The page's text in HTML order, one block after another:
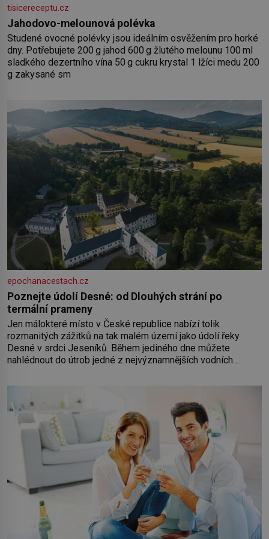
tisicereceptu.cz
Jahodovo-melounová polévka
Studené ovocné polévky jsou ideálním osvěžením pro horké
dny. Potřebujete 200 g jahod 600 g žlutého melounu 100 ml
sladkého dezertního vína 50 g cukru krystal 1 lžíci medu 200
g zakysané sm
epochanacestach.cz
Poznejte údolí Desné: od Dlouhých strání po
termální prameny
Jen málokteré místo v České republice nabízí tolik
rozmanitých zážitků na tak malém území jako údolí řeky
Desné v srdci Jeseníků. Během jediného dne můžete
nahlédnout do útrob jedné z nejvýznamnějších vodních
koloběžce a den zakončit poznáváním památek ve Velkých